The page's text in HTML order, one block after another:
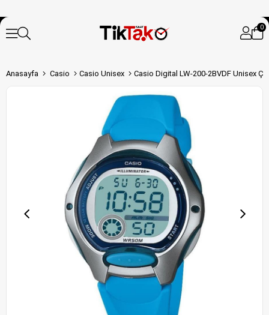
0
Anasayfa Casio Casio Unisex Casio Digital LW-200-2BVDF Unisex